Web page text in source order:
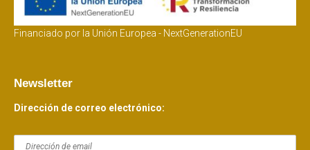
Financiado por la Unión Europea - NextGenerationEU
Newsletter
Dirección de correo electrónico: